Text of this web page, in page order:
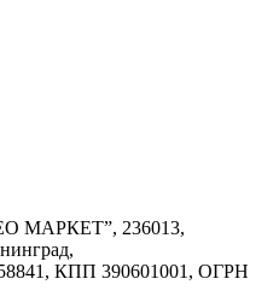
МАРКЕТ”, 236013,
КПП 390601001, ОГРН